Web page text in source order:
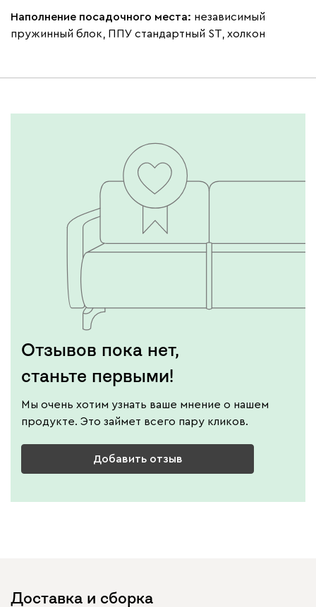
Наполнение посадочного места: независимый
пружинный блок, ППУ стандартный ST, холкон
Отзывов пока нет,
станьте первыми!
Мы очень хотим узнать ваше мнение о нашем
продукте. Это займет всего пару кликов.
Добавить отзыв
Доставка и сборка